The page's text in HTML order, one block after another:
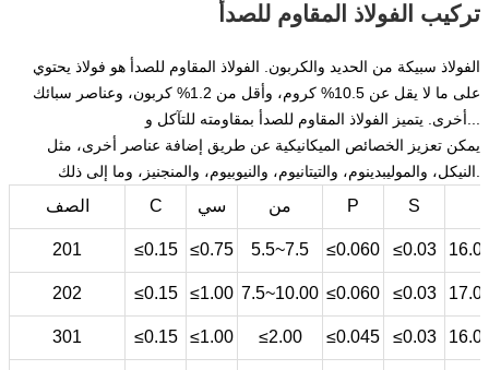
تركيب الفولاذ المقاوم للصدأ
الفولاذ سبيكة من الحديد والكربون. الفولاذ المقاوم للصدأ هو فولاذ يحتوي
على ما لا يقل عن 10.5% كروم، وأقل من 1.2% كربون، وعناصر سبائك
يمكن تعزيز الخصائص الميكانيكية عن طريق إضافة عناصر أخرى، مثل
الصف C سي من P S
201 ≤0.15 ≤0.75 5.5~7.5 ≤0.060 ≤0.03
202 ≤0.15 ≤1.00 7.5~10.00 ≤0.060 ≤0.03
301 ≤0.15 ≤1.00 ≤2.00 ≤0.045 ≤0.03